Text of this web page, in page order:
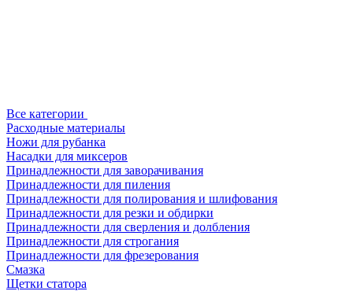
Все категории
Расходные материалы
Ножи для рубанка
Насадки для миксеров
Принадлежности для заворачивания
Принадлежности для пиления
Принадлежности для полирования и шлифования
Принадлежности для резки и обдирки
Принадлежности для сверления и долбления
Принадлежности для строгания
Принадлежности для фрезерования
Смазка
Щетки статора